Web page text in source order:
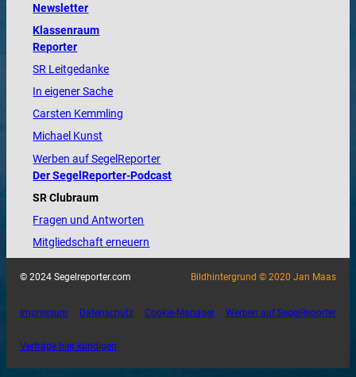
Newsletter
Klassenraum
Reporter
SR Leitgedanke
In eigener Sache
Carsten Kemmling
Michael Kunst
Werben auf SegelReporter
Der SegelReporter-Podcast
SR Clubraum
Fragen und Antworten
Mitgliedschaft erneuern
© 2024 Segelreporter.com Bildhintergrund © 2020 Jan Maas
Impressum Datenschutz Cookie-Manager Werben auf SegelReporter
Verträge hier kündigen